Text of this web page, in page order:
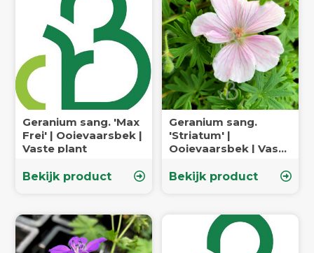
Geranium sang. 'Max
Frei' | Ooievaarsbek |
Vaste plant
Bekijk product
Geranium sang.
'Striatum' |
Ooievaarsbek | Vaste
Bekijk product